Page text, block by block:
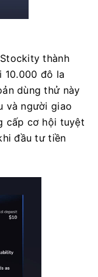
thành
10.000 đô la
dùng thử này
và người giao
cấp cơ hội tuyệt
đầu tư tiền